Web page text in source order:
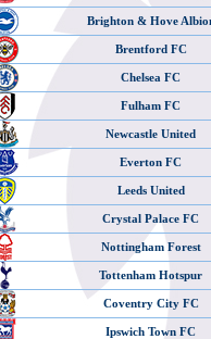
Brighton & Hove
Brentford FC
Chelsea FC
Fulham FC
Newcastle United
Everton FC
Leeds United
Crystal Palace FC
Nottingham Forest
Tottenham Hotspur
Coventry City FC
Ipswich Town FC